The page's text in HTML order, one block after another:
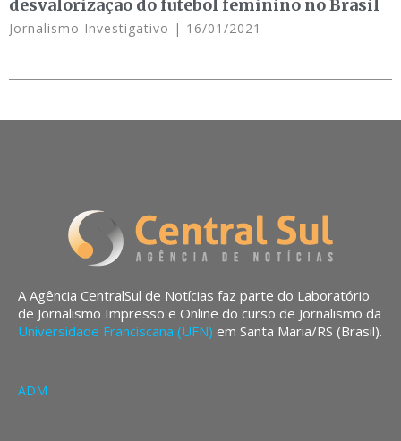
desvalorização do futebol feminino no Brasil
Jornalismo Investigativo 16/01/2021
A Agência CentralSul de Notícias faz parte do Laboratório
de Jornalismo Impresso e Online do curso de Jornalismo da
Universidade Franciscana (UFN) em Santa Maria/RS (Brasil).
ADM